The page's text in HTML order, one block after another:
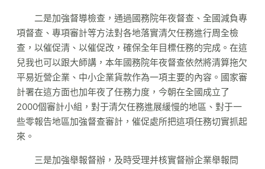
二是加強督導檢查，通過國務院年夜督查、全國減負專
項督查、專項審計等方法對各地落實清欠任務進行周全檢
查，以催促清、以催促改，確保全年目標任務的完成。在這
兒我也可以跟大師講，本年國務院年夜督查依然將清算拖欠
平易近營企業、中小企業貨款作為一項主要的內容。國家審
計署在這方面也加年夜了任務力度，今朝在全國成立了
2000個審計小組，對于清欠任務進展緩慢的地區、對于一
些零報告地區加強督查審計，催促處所把這項任務切實抓起
來。
三是加強舉報督辦，及時受理并核實督辦企業舉報問